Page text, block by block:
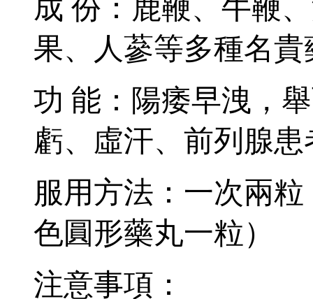
成 份：鹿鞭、牛鞭
果、人蔘等多種名
功 能：陽痿早洩，
虧、虛汗、前列腺
服用方法：一次兩
色圓形藥丸一粒）
注意事項：